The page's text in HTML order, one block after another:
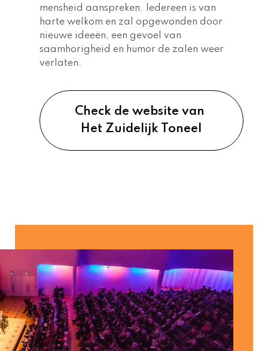
mensheid aanspreken. Iedereen is van
harte welkom en zal opgewonden door
nieuwe ideeën, een gevoel van
saamhorigheid en humor de zalen weer
verlaten.
Check de website van
Het Zuidelijk Toneel